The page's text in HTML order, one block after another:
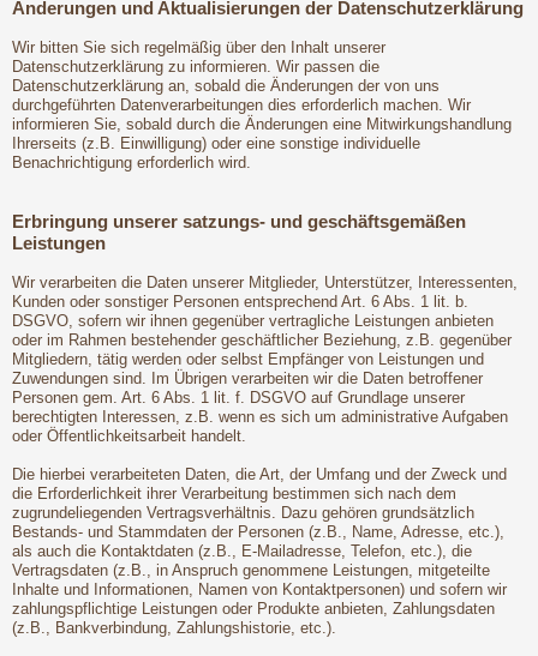
Änderungen und Aktualisierungen der Datenschutzerklärung
Wir bitten Sie sich regelmäßig über den Inhalt unserer
Datenschutzerklärung zu informieren. Wir passen die
Datenschutzerklärung an, sobald die Änderungen der von uns
durchgeführten Datenverarbeitungen dies erforderlich machen. Wir
informieren Sie, sobald durch die Änderungen eine Mitwirkungshandlung
Ihrerseits (z.B. Einwilligung) oder eine sonstige individuelle
Benachrichtigung erforderlich wird.
Erbringung unserer satzungs- und geschäftsgemäßen
Leistungen
Wir verarbeiten die Daten unserer Mitglieder, Unterstützer, Interessenten,
Kunden oder sonstiger Personen entsprechend Art. 6 Abs. 1 lit. b.
DSGVO, sofern wir ihnen gegenüber vertragliche Leistungen anbieten
oder im Rahmen bestehender geschäftlicher Beziehung, z.B. gegenüber
Mitgliedern, tätig werden oder selbst Empfänger von Leistungen und
Zuwendungen sind. Im Übrigen verarbeiten wir die Daten betroffener
Personen gem. Art. 6 Abs. 1 lit. f. DSGVO auf Grundlage unserer
berechtigten Interessen, z.B. wenn es sich um administrative Aufgaben
oder Öffentlichkeitsarbeit handelt.
Die hierbei verarbeiteten Daten, die Art, der Umfang und der Zweck und
die Erforderlichkeit ihrer Verarbeitung bestimmen sich nach dem
zugrundeliegenden Vertragsverhältnis. Dazu gehören grundsätzlich
Bestands- und Stammdaten der Personen (z.B., Name, Adresse, etc.),
als auch die Kontaktdaten (z.B., E-Mailadresse, Telefon, etc.), die
Vertragsdaten (z.B., in Anspruch genommene Leistungen, mitgeteilte
Inhalte und Informationen, Namen von Kontaktpersonen) und sofern wir
zahlungspflichtige Leistungen oder Produkte anbieten, Zahlungsdaten
(z.B., Bankverbindung, Zahlungshistorie, etc.).